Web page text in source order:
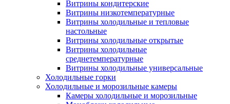
Витрины кондитерские
Витрины низкотемпературные
Витрины холодильные и тепловые
настольные
Витрины холодильные открытые
Витрины холодильные
среднетемпературные
Витрины холодильные универсальные
Холодильные горки
Холодильные и морозильные камеры
Камеры холодильные и морозильные